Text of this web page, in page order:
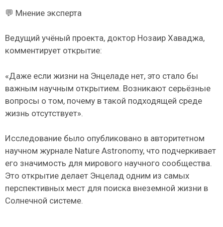
💬 Мнение эксперта
Ведущий учёный проекта, доктор Нозаир Хаваджа,
комментирует открытие:
«Даже если жизни на Энцеладе нет, это стало бы
важным научным открытием. Возникают серьёзные
вопросы о том, почему в такой подходящей среде
жизнь отсутствует».
Исследование было опубликовано в авторитетном
научном журнале Nature Astronomy, что подчеркивает
его значимость для мирового научного сообщества.
Это открытие делает Энцелад одним из самых
перспективных мест для поиска внеземной жизни в
Солнечной системе.